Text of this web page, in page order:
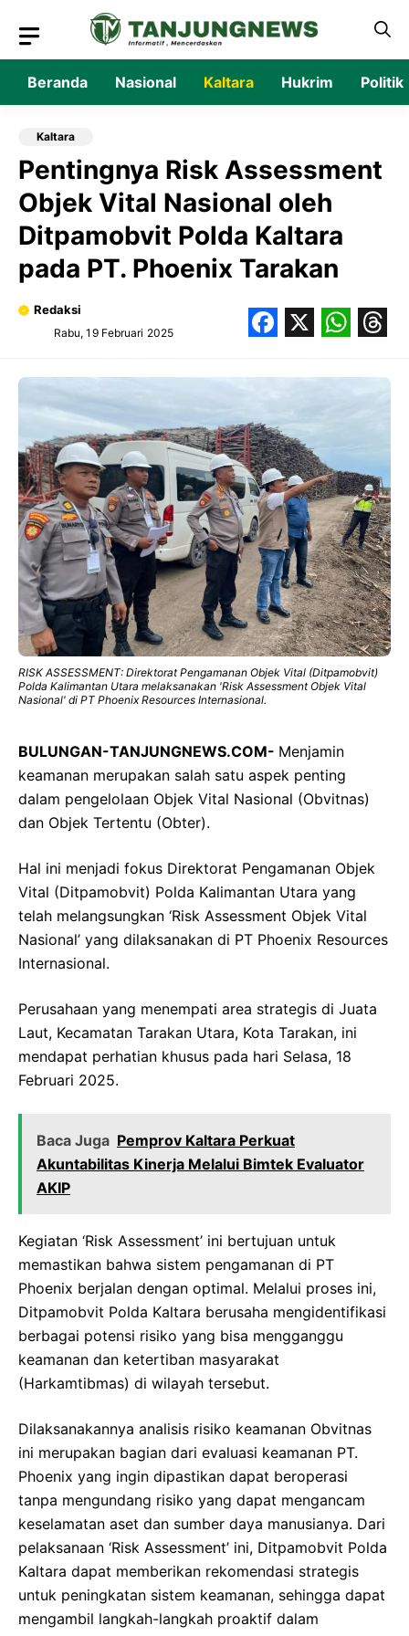
isi
Beranda Nasional Kaltara Hukrim Politik
Kaltara
Pentingnya Risk Assessment
Objek Vital Nasional oleh
Ditpamobvit Polda Kaltara
pada PT. Phoenix Tarakan
Redaksi
Rabu, 19 Februari 2025
RISK ASSESSMENT: Direktorat Pengamanan Objek Vital (Ditpamobvit)
Polda Kalimantan Utara melaksanakan 'Risk Assessment Objek Vital
Nasional' di PT Phoenix Resources Internasional.
BULUNGAN-TANJUNGNEWS.COM- Menjamin
keamanan merupakan salah satu aspek penting
dalam pengelolaan Objek Vital Nasional (Obvitnas)
dan Objek Tertentu (Obter).
Hal ini menjadi fokus Direktorat Pengamanan Objek
Vital (Ditpamobvit) Polda Kalimantan Utara yang
telah melangsungkan ‘Risk Assessment Objek Vital
Nasional’ yang dilaksanakan di PT Phoenix Resources
Internasional.
Perusahaan yang menempati area strategis di Juata
Laut, Kecamatan Tarakan Utara, Kota Tarakan, ini
mendapat perhatian khusus pada hari Selasa, 18
Februari 2025.
Baca Juga Pemprov Kaltara Perkuat
Akuntabilitas Kinerja Melalui Bimtek Evaluator
AKIP
Kegiatan ‘Risk Assessment’ ini bertujuan untuk
memastikan bahwa sistem pengamanan di PT
Phoenix berjalan dengan optimal. Melalui proses ini,
Ditpamobvit Polda Kaltara berusaha mengidentifikasi
berbagai potensi risiko yang bisa mengganggu
keamanan dan ketertiban masyarakat
(Harkamtibmas) di wilayah tersebut.
Dilaksanakannya analisis risiko keamanan Obvitnas
ini merupakan bagian dari evaluasi keamanan PT.
Phoenix yang ingin dipastikan dapat beroperasi
tanpa mengundang risiko yang dapat mengancam
keselamatan aset dan sumber daya manusianya. Dari
pelaksanaan ‘Risk Assessment’ ini, Ditpamobvit Polda
Kaltara dapat memberikan rekomendasi strategis
untuk peningkatan sistem keamanan, sehingga dapat
mengambil langkah-langkah proaktif dalam